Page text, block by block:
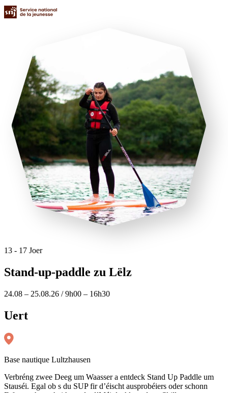
13 - 17 Joer
Stand-up-paddle zu Lëlz
24.08 – 25.08.26 / 9h00 – 16h30
Uert
Base nautique Lultzhausen
Verbréng zwee Deeg um Waasser a entdeck Stand Up Paddle um
Stauséi. Egal ob s du SUP fir d’éischt ausprobéiers oder schonn